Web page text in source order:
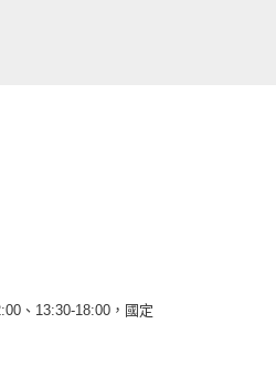
、13:30-18:00，國定